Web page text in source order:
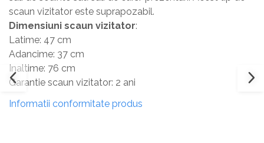
Masa si scaune gradinita
Seturi comode living si dormitor
scaun vizitator este suprapozabil.
Dimensiuni scaun vizitator:
Latime: 47 cm
Adancime: 37 cm
Inaltime: 76 cm
Garantie scaun vizitator: 2 ani
Informatii conformitate produs